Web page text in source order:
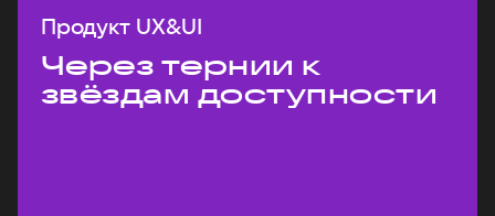
Продукт UX&UI
Через тернии к
звёздам доступности